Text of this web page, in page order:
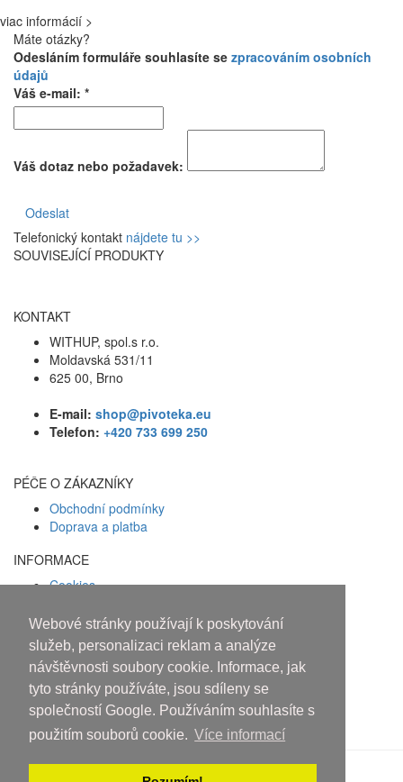
Webové stránky používají k poskytování
služeb, personalizaci reklam a analýze
návštěvnosti soubory cookie. Informace, jak
tyto stránky používáte, jsou sdíleny se
společností Google. Používáním souhlasíte s
použitím souborů cookie. Více informací
viac informácií >
Máte otázky?
Odesláním formuláře souhlasíte se zpracováním osobních
údajů
Váš e-mail: *
Váš dotaz nebo požadavek:
Odeslat
Telefonický kontakt nájdete tu >>
SOUVISEJÍCÍ PRODUKTY
KONTAKT
WITHUP, spol.s r.o.
Moldavská 531/11
625 00, Brno
E-mail: shop@pivoteka.eu
Telefon: +420 733 699 250
PÉČE O ZÁKAZNÍKY
Obchodní podmínky
Doprava a platba
INFORMACE
Cookies
Facebook
Osobám mladším 18 let alkohol
neprodáváme!